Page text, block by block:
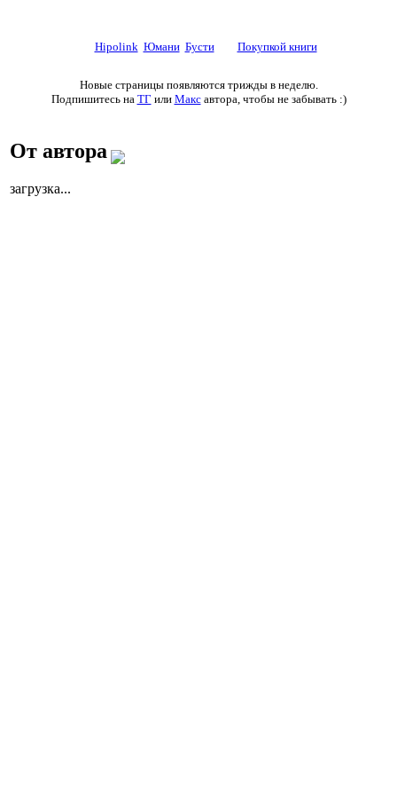
Hipolink, Юмани, Бустиили Покупкой книги
Новые страницы появляются трижды в неделю.
Подпишитесь на ТГ или Максавтора, чтобы не забывать :)
От автора
загрузка...